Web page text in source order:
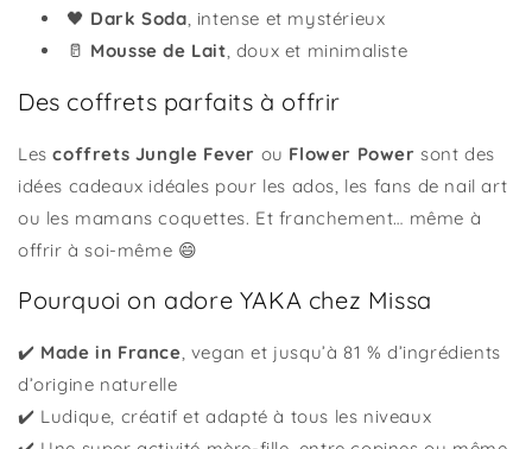
🖤 Dark Soda, intense et mystérieux
🥛 Mousse de Lait, doux et minimaliste
Des coffrets parfaits à offrir
Lescoffrets Jungle Fever ou Flower Power sont des
idées cadeaux idéales pour les ados, les fans de nail art
ou les mamans coquettes. Et franchement… même à
offrir à soi-même 😄
Pourquoi on adore YAKA chez Missa
✔️ Made in France , vegan et jusqu’à 81 % d’ingrédients
d’origine naturelle
✔️ Ludique, créatif et adapté à tous les niveaux